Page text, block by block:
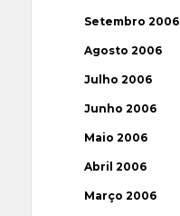
Setembro 2006
Agosto 2006
Julho 2006
Junho 2006
Maio 2006
Abril 2006
Março 2006